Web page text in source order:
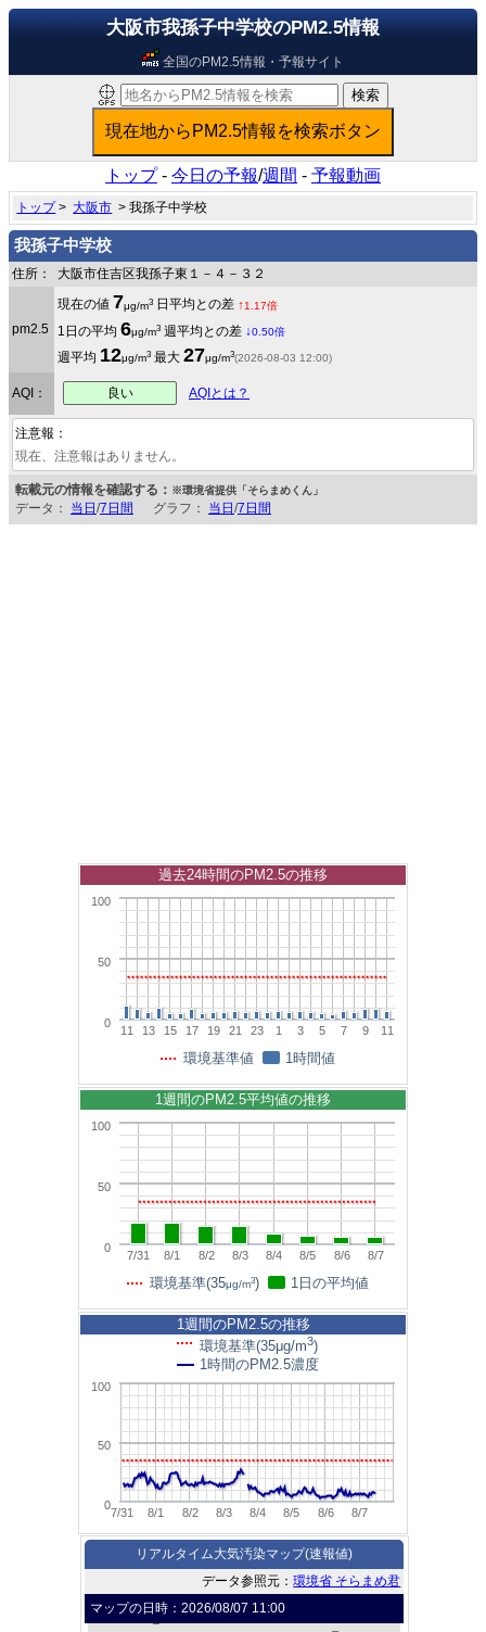
大阪市我孫子中学校のPM2.5情報
全国のPM2.5情報・予報サイト
トップ- 今日の予報/週間 - 予報動画
トップ>大阪市 > 我孫子中学校
我孫子中学校
住所： 大阪市住吉区我孫子東１－４－３２
pm2.5
現在の値 7μg/m3 日平均との差 ↑1.17倍
1日の平均 6μg/m3 週平均との差 ↓0.50倍
週平均 12μg/m3 最大 27μg/m3(2026-08-03 12:00)
AQI： 良い AQIとは？
注意報：
現在、注意報はありません。
転載元の情報を確認する： ※環境省提供「そらまめくん」
データ： 当日 /7日間 グラフ： 当日 /7日間
11 13 15 17 19 21 23 1 3 5 7 9 11
0
50
100
過去24時間のPM2.5の推移
環境基準値 1時間値
7/31 8/1 8/2 8/3 8/4 8/5 8/6 8/7
0
50
100
1週間のPM2.5平均値の推移
環境基準(35μg/m3) 1日の平均値
7/31 8/1 8/2 8/3 8/4 8/5 8/6 8/7
0
50
100
1週間のPM2.5の推移
環境基準(35μg/m3)
1時間のPM2.5濃度
リアルタイム大気汚染マップ(速報値)
データ参照元：環境省 そらまめ君
マップの日時：2026/08/07 11:00